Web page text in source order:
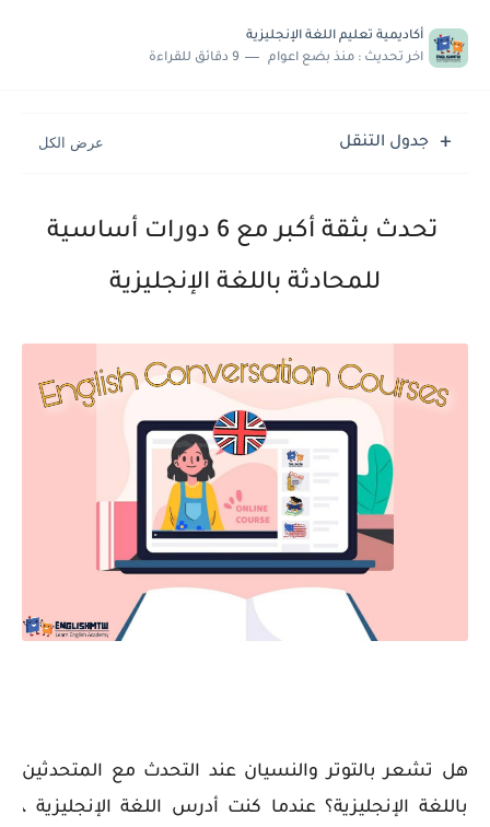
أكاديمية تعليم اللغة الإنجليزية
اخر تحديث : منذ بضع اعوام 9 دقائق للقراءة
جدول التنقل
تحدث بثقة أكبر مع 6 دورات أساسية
للمحادثة باللغة الإنجليزية
هل تشعر بالتوتر والنسيان عند التحدث مع المتحدثين
باللغة الإنجليزية؟عندما كنت أدرس اللغة الإنجليزية ،